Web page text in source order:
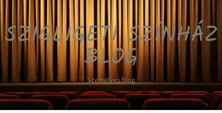
SZIGLIGETI SZÍNHÁZ
BLOG
Személyes blog